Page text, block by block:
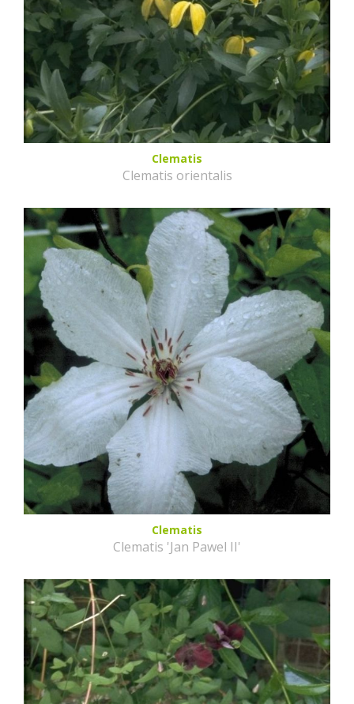
Clematis
Clematis orientalis
Clematis
Clematis 'Jan Pawel II'